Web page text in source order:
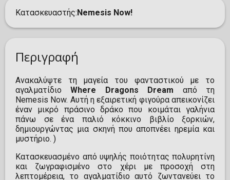
Κατασκευαστής Nemesis Now!
Περιγραφή
Ανακαλύψτε τη μαγεία του φανταστικού με το
αγαλματίδιοWhere Dragons Dream από τη
Nemesis Now. Αυτή η εξαιρετική φιγούρα απεικονίζει
έναν μικρό πράσινο δράκο που κοιμάται γαλήνια
πάνω σε ένα παλιό κόκκινο βιβλίο ξορκιών,
δημιουργώντας μια σκηνή που αποπνέει ηρεμία και
μυστήριο. )
Κατασκευασμένο από υψηλής ποιότητας πολυρητίνη
και ζωγραφισμένο στο χέρι με προσοχή στη
λεπτομέρεια, το αγαλματίδιο αυτό ζωντανεύει το